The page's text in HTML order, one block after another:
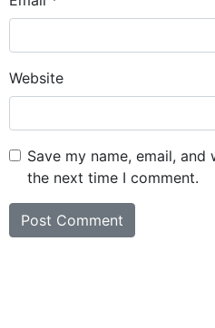
Website
Save my name, email,
the next time I comment.